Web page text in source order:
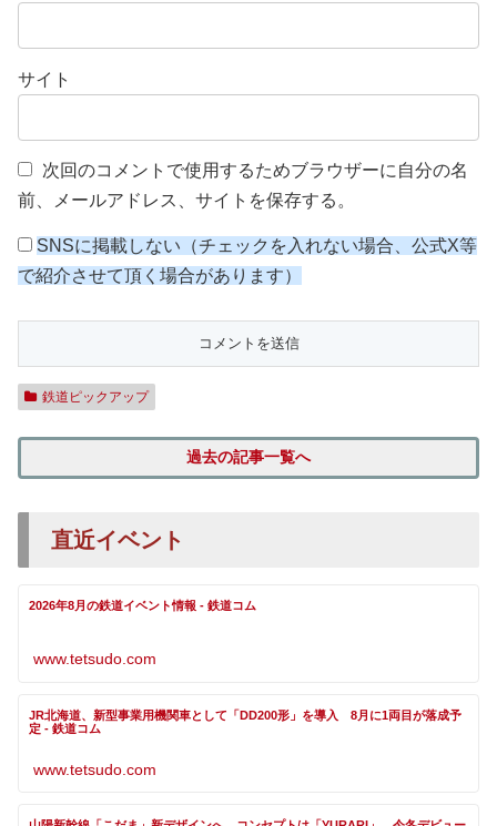
サイト
次回のコメントで使用するためブラウザーに自分の名
前、メールアドレス、サイトを保存する。
SNSに掲載しない（チェックを入れない場合、公式X等
で紹介させて頂く場合があります）
鉄道ピックアップ
過去の記事一覧へ
直近イベント
2026年8月の鉄道イベント情報 - 鉄道コム
www.tetsudo.com
JR北海道、新型事業用機関車として「DD200形」を導入 8月に1両目が落成予
定 - 鉄道コム
www.tetsudo.com